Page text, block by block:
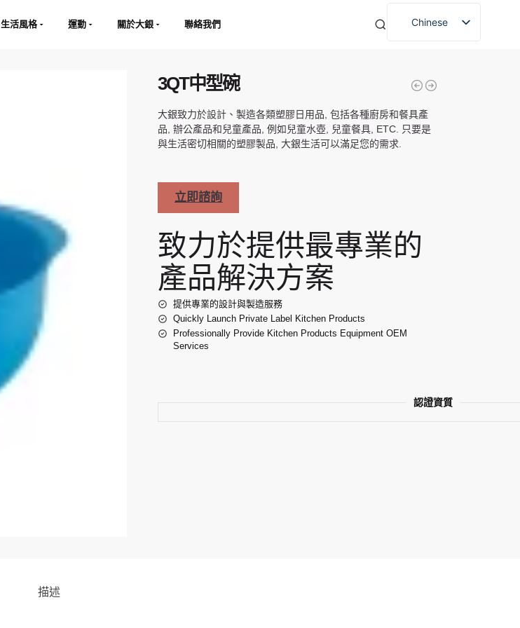
生活風格 運動 關於大銀 聯絡我們 Chinese
3QT中型碗
大銀致力於設計、製造各類塑膠日用品, 包括各種廚房和餐具產
品, 辦公產品和兒童產品, 例如兒童水壺, 兒童餐具, ETC. 只要是
與生活密切相關的塑膠製品, 大銀生活可以滿足您的需求.
立即諮詢
致力於提供最專業的
產品解決方案
提供專業的設計與製造服務
Quickly Launch Private Label Kitchen Products
Professionally Provide Kitchen Products Equipment OEM
Services
認證資質
描述